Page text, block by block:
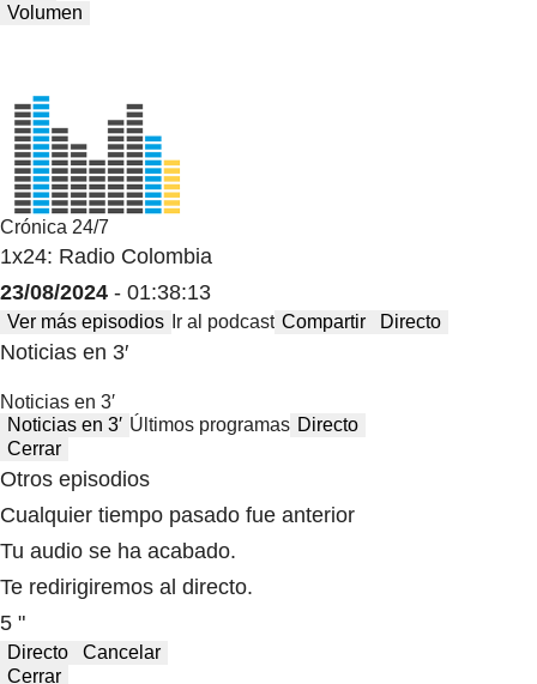
Volumen
Crónica 24/7
1x24: Radio Colombia
23/08/2024 - 01:38:13
Ver más episodios Ir al podcast Compartir Directo
Noticias en 3′
Noticias en 3′
Noticias en 3′ Últimos programas Directo
Cerrar
Otros episodios
Cualquier tiempo pasado fue anterior
Tu audio se ha acabado.
Te redirigiremos al directo.
5 "
Directo
Cancelar
Cerrar